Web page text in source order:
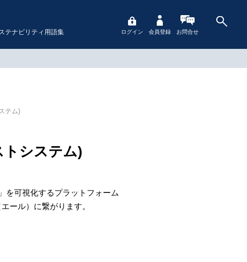
テナビリティ用語集 ログイン 会員登録 お問合せ
テム)
トシステム)
を可視化するプラットフォーム
ール）に繋がります。